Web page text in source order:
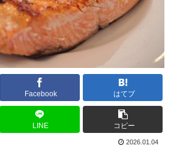
Facebook はてブ
LINE コピー
2026.01.04